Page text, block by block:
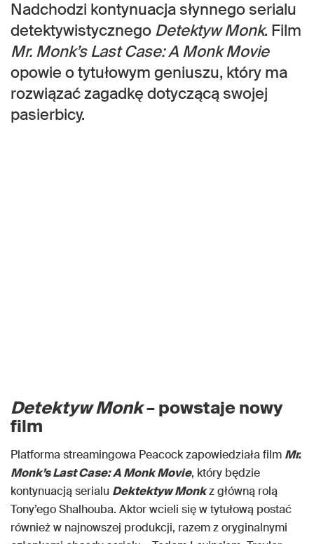
Nadchodzi kontynuacja słynnego serialu
detektywistycznego Detektyw Monk. Film
Mr. Monk’s Last Case: A Monk Movie
opowie o tytułowym geniuszu, który ma
rozwiązać zagadkę dotyczącą swojej
pasierbicy.
Detektyw Monk– powstaje nowy
film
Platforma streamingowa Peacock zapowiedziała film Mr.
Monk’s Last Case: A Monk Movie, który będzie
kontynuacją serialu Dektektyw Monkz główną rolą
Tony’ego Shalhouba. Aktor wcieli się w tytułową postać
również w najnowszej produkcji, razem z oryginalnymi